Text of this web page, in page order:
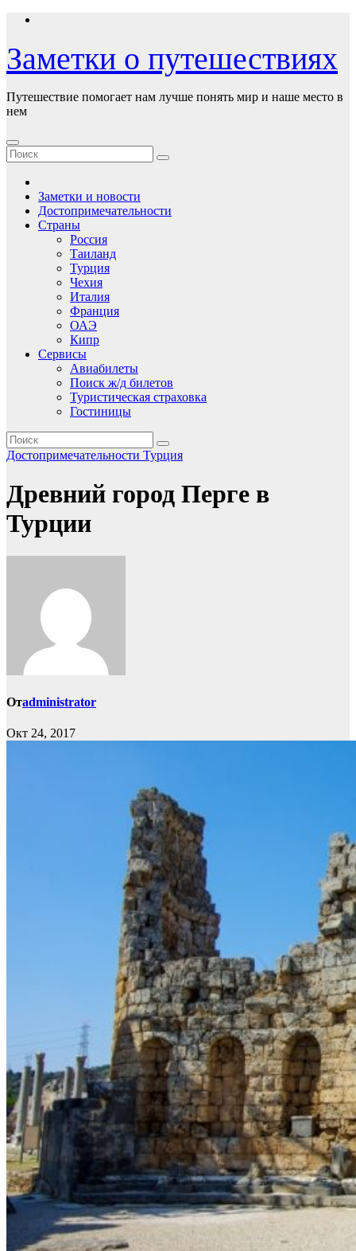
Перейти
содержимому
Заметки о путешествиях
Путешествие помогает нам лучше понять мир и наше место в
нем
Заметки и новости
Достопримечательности
Страны
Россия
Таиланд
Турция
Чехия
Италия
Франция
ОАЭ
Кипр
Сервисы
Авиабилеты
Поиск ж/д билетов
Туристическая страховка
Гостиницы
Достопримечательности Турция
Древний город Перге в
Турции
Отadministrator
Окт 24, 2017